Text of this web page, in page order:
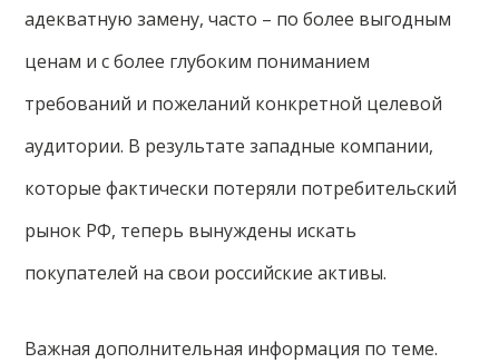
адекватную замену, часто – по более выгодным
ценам и с более глубоким пониманием
требований и пожеланий конкретной целевой
аудитории. В результате западные компании,
которые фактически потеряли потребительский
рынок РФ, теперь вынуждены искать
покупателей на свои российские активы.
Важная дополнительная информация по теме.